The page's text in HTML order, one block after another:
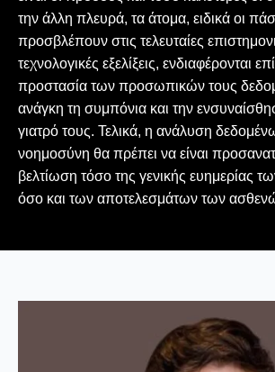
την άλλη πλευρά, τα άτομα, ειδικά οι
προσβλέπουν στις τελευταίες
τεχνολογικές εξελίξεις, ενδιαφέρονται
προστασία των προσωπικών τους
ανάγκη τη συμπόνια και την
γιατρό τους. Τελικά, η ανάλυση
νοημοσύνη θα πρέπει να είναι
βελτίωση τόσο της γενικής ευημερίας
όσο και των αποτελεσμάτων των